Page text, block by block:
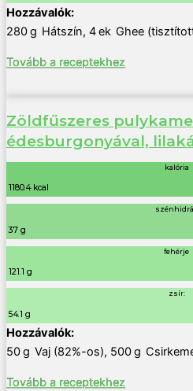
280g Hátszín, 4ek Ghee
Tovább a receptekhez
Zöldfűszeres
édesburgonyával,
kalória
1180.4 kcal
37 g
fehérje
121.1 g
zsír:
54.1 g
50g Vaj (82%-os), 500g
Tovább a receptekhez